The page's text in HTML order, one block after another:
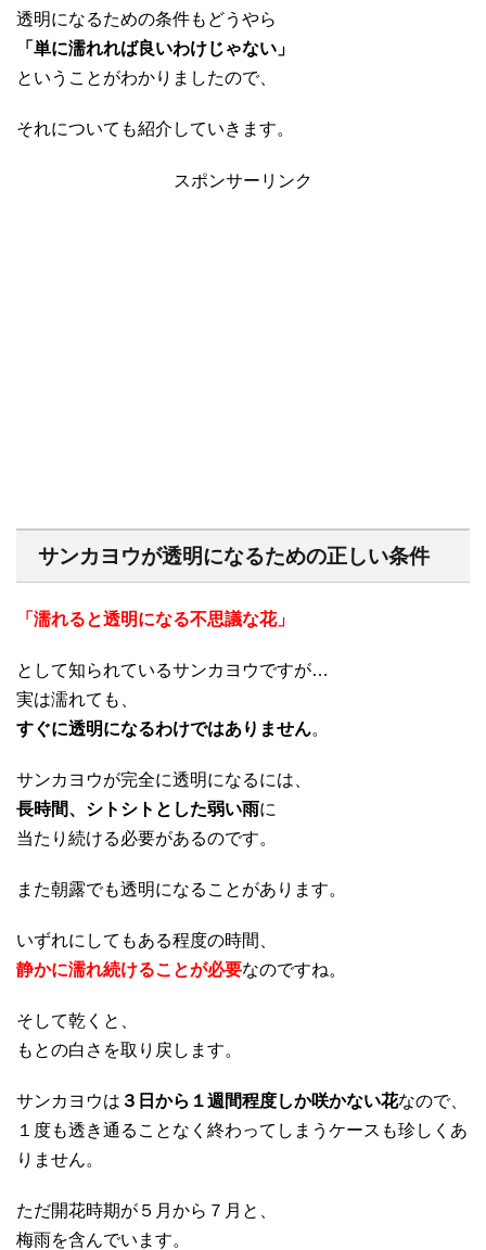
透明になるための条件もどうやら
「単に濡れれば良いわけじゃない」
ということがわかりましたので、
それについても紹介していきます。
スポンサーリンク
サンカヨウが透明になるための正しい条件
「濡れると透明になる不思議な花」
として知られているサンカヨウですが…
実は濡れても、
すぐに透明になるわけではありません。
サンカヨウが完全に透明になるには、
長時間、シトシトとした弱い雨に
当たり続ける必要があるのです。
また朝露でも透明になることがあります。
いずれにしてもある程度の時間、
静かに濡れ続けることが必要なのですね。
そして乾くと、
もとの白さを取り戻します。
サンカヨウは ３日から１週間程度しか咲かない花なので、
１度も透き通ることなく終わってしまうケースも珍しくあ
りません。
ただ開花時期が５月から７月と、
梅雨を含んでいます。